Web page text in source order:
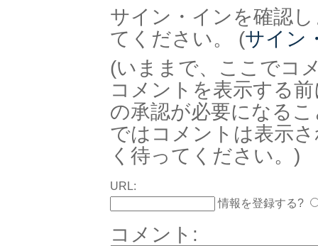
サイン・インを確認
てください。 (サイン
(いままで、ここでコ
コメントを表示する
の承認が必要になる
ではコメントは表示
く待ってください。)
URL:
情報を登録する?
コメント: